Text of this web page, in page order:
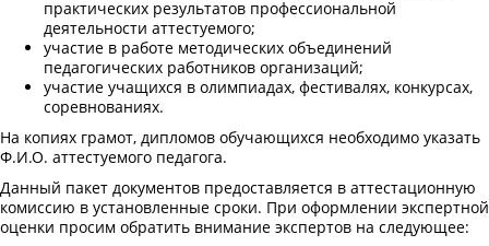
практических результатов профессиональной
деятельности аттестуемого;
участие в работе методических объединений
педагогических работников организаций;
участие учащихся в олимпиадах, фестивалях, конкурсах,
соревнованиях.
На копиях грамот, дипломов обучающихся необходимо указать
Ф.И.О. аттестуемого педагога.
Данный пакет документов предоставляется в аттестационную
комиссию в установленные сроки. При оформлении экспертной
оценки просим обратить внимание экспертов на следующее: